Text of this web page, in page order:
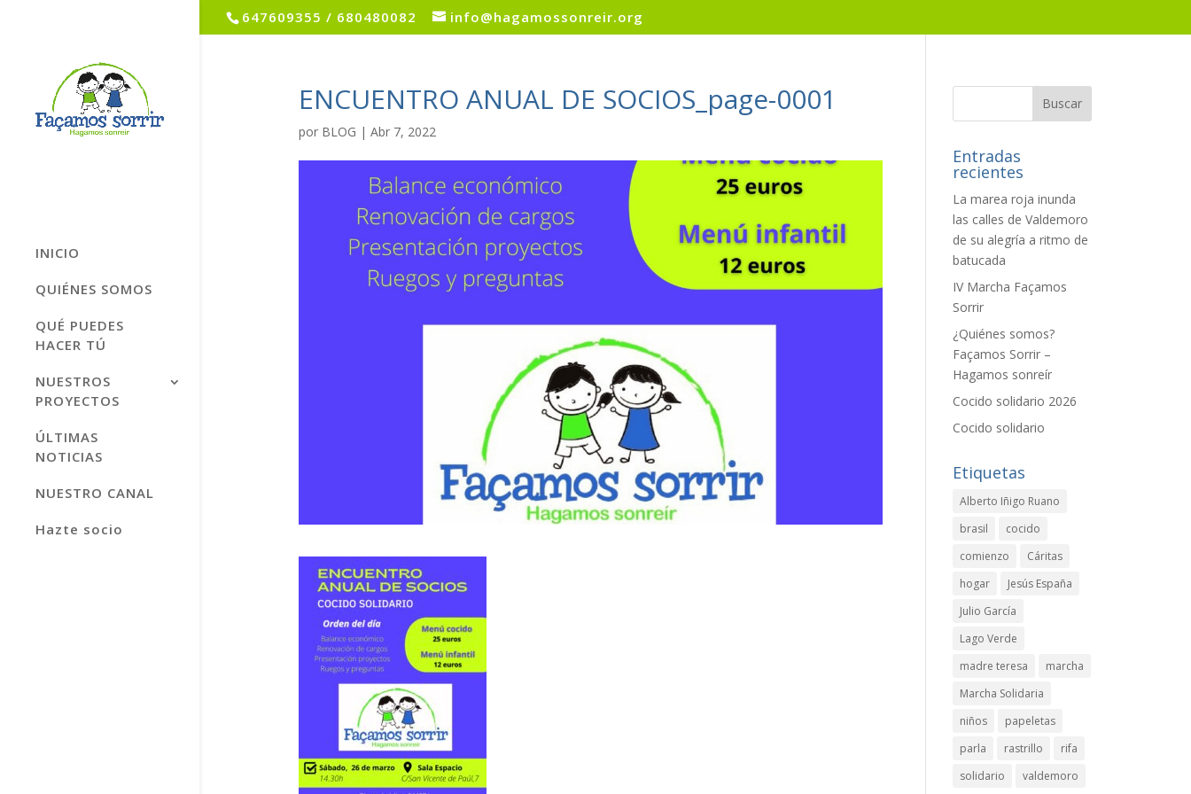
647609355 / 680480082 info@hagamossonreir.org
INICIO
QUIÉNES SOMOS
QUÉ PUEDES
HACER TÚ
NUESTROS
PROYECTOS
ÚLTIMAS
NOTICIAS
NUESTRO CANAL
Hazte socio
ENCUENTRO ANUAL DE SOCIOS_page-0001
por BLOG | Abr 7, 2022
Entradas
recientes
La marea roja inunda
las calles de Valdemoro
de su alegría a ritmo de
batucada
IV Marcha Façamos
Sorrir
¿Quiénes somos?
Façamos Sorrir –
Hagamos sonreír
Cocido solidario 2026
Cocido solidario
Etiquetas
Alberto Iñigo Ruano
brasil
cocido
comienzo
Cáritas
hogar
Jesús España
Julio García
Lago Verde
madre teresa
marcha
Marcha Solidaria
niños
papeletas
parla
rastrillo
rifa
solidario
valdemoro